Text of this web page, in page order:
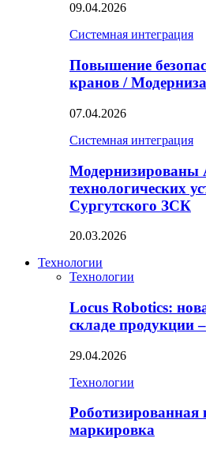
09.04.2026
Системная интеграция
Повышение
кранов /
07.04.2026
Системная интеграция
технологических
Сургутского ЗСК
20.03.2026
Технологии
Технологии
Locus Robotics:
складе продукции
29.04.2026
Технологии
Роботизированная
маркировка